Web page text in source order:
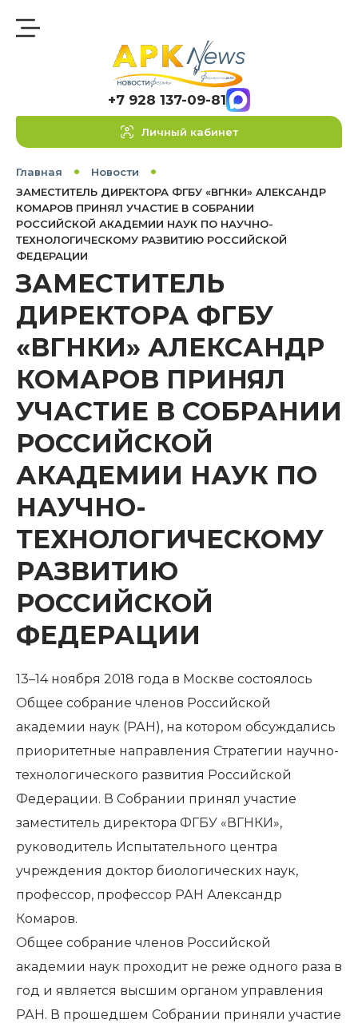
+7 928 137-09-81
Личный кабинет
Главная
Новости
ЗАМЕСТИТЕЛЬ ДИРЕКТОРА ФГБУ «ВГНКИ» АЛЕКСАНДР
КОМАРОВ ПРИНЯЛ УЧАСТИЕ В СОБРАНИИ
РОССИЙСКОЙ АКАДЕМИИ НАУК ПО НАУЧНО-
ТЕХНОЛОГИЧЕСКОМУ РАЗВИТИЮ РОССИЙСКОЙ
ФЕДЕРАЦИИ
ЗАМЕСТИТЕЛЬ
ДИРЕКТОРА ФГБУ
«ВГНКИ» АЛЕКСАНДР
КОМАРОВ ПРИНЯЛ
УЧАСТИЕ В СОБРАНИИ
РОССИЙСКОЙ
АКАДЕМИИ НАУК ПО
НАУЧНО-
ТЕХНОЛОГИЧЕСКОМУ
РАЗВИТИЮ
РОССИЙСКОЙ
ФЕДЕРАЦИИ
13–14 ноября 2018 года в Москве состоялось
Общее собрание членов Российской
академии наук (РАН), на котором обсуждались
приоритетные направления Стратегии научно-
технологического развития Российской
Федерации. В Собрании принял участие
заместитель директора ФГБУ «ВГНКИ»,
руководитель Испытательного центра
учреждения доктор биологических наук,
профессор, профессор РАН Александр
Комаров.
Общее собрание членов Российской
академии наук проходит не реже одного раза в
год и является высшим органом управления
РАН. В прошедшем Собрании приняли участие